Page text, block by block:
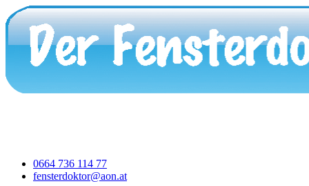
0664 736 114 77
fensterdoktor@aon.at